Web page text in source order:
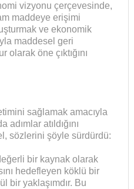
vizyonu çerçevesinde,
maddeye erişimi
ve ekonomik
maddesel geri
öne çıktığını
sağlamak amacıyla
adımlar atıldığını
sözlerini şöyle sürdürdü:
değerli bir kaynak olarak
hedefleyen köklü bir
bir yaklaşımdır. Bu